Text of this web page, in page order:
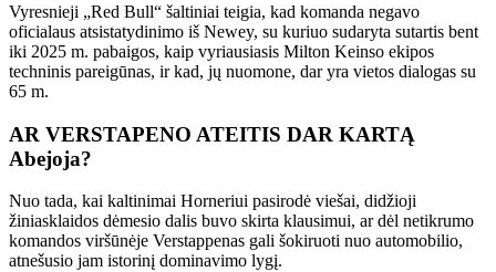
Vyresnieji „Red Bull“ šaltiniai teigia, kad komanda negavo
oficialaus atsistatydinimo iš Newey, su kuriuo sudaryta sutartis bent
iki 2025 m. pabaigos, kaip vyriausiasis Milton Keinso ekipos
techninis pareigūnas, ir kad, jų nuomone, dar yra vietos dialogas su
65 m.
AR VERSTAPENO ATEITIS DAR KARTĄ
Abejoja?
Nuo tada, kai kaltinimai Horneriui pasirodė viešai, didžioji
žiniasklaidos dėmesio dalis buvo skirta klausimui, ar dėl netikrumo
komandos viršūnėje Verstappenas gali šokiruoti nuo automobilio,
atnešusio jam istorinį dominavimo lygį.